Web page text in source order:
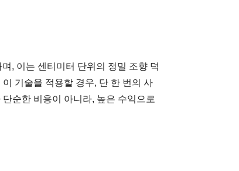
, 이는 센티미터 단위의 정밀 조향 덕
기술을 적용할 경우, 단 한 번의 사
순한 비용이 아니라, 높은 수익으로